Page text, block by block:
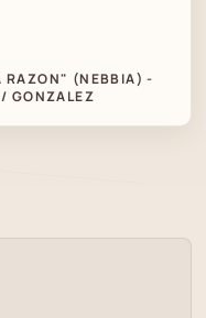
RAZON" (NEBBIA) -
GONZALEZ